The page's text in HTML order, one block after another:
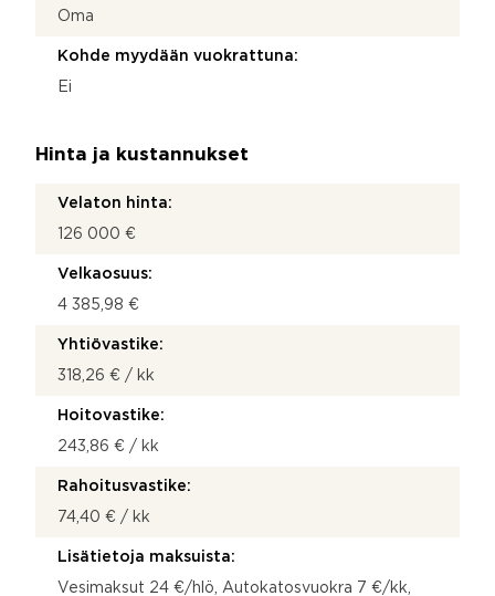
Oma
Kohde myydään vuokrattuna:
Ei
Hinta ja kustannukset
Velaton hinta:
126 000 €
Velkaosuus:
4 385,98 €
Yhtiövastike:
318,26 € / kk
Hoitovastike:
243,86 € / kk
Rahoitusvastike:
74,40 € / kk
Lisätietoja maksuista:
Vesimaksut 24 €/hlö, Autokatosvuokra 7 €/kk,